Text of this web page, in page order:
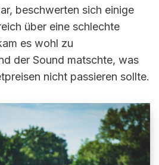
beschwerten sich einige
über eine schlechte
es wohl zu
der Sound matschte, was
nicht passieren sollte.